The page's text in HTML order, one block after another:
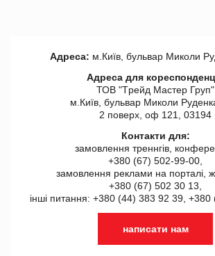
Адреса: м.Київ, бульвар Миколи
Адреса для
ТОВ "Tрейд Мастер Груп"
м.Київ, бульвар Миколи
2 поверх, оф 121, 03194
Контакти для:
замовлення треннгів,
+380 (67) 502-99-00,
замовлення реклами на порталі,
+380 (67) 502 30 13,
інші питання: +380 (44) 383 92 39, +380
написати нам